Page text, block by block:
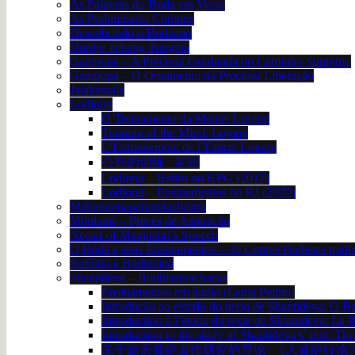
As Palavras do Buda em Verso
As Preliminares Comuns
Descobrindo o Budismo
Dordje Tchang Tungma
Gampopa – A Preciosa Guirlanda do Caminho Supremo
Gampopa – O Ornamento da Preciosa Liberação
Jatakamala
Lodjong
O Treinamento da Mente: Lojong
Training of the Mind: Lojong
L’Entrainement de l’Esprit: Lojong
心智的训练 : 罗宗
Lodjong – Retiro no KPG (2017)
Lodjong – Ensinamentos no RJ (2022)
Mahaprajnaparamitashastra
Mönlams – Preces de Aspiração
Nectar of Manjushri’s Speech
O Buda e seus Ensinamentos – 30 Contos Budistas
Refúgio e Bodhicitta
Shantideva – Bodhisatvacharya
Ensinamentos em áudio (Lama Pelmo)
Introdução ao estudo do texto de Shantideva: O
Introduction à l’étude du texte de Shantideva: Le
Introduction to the study of Shantideva’s’ text:
关于寂天菩萨著作研究的导论: 《入菩萨行论》